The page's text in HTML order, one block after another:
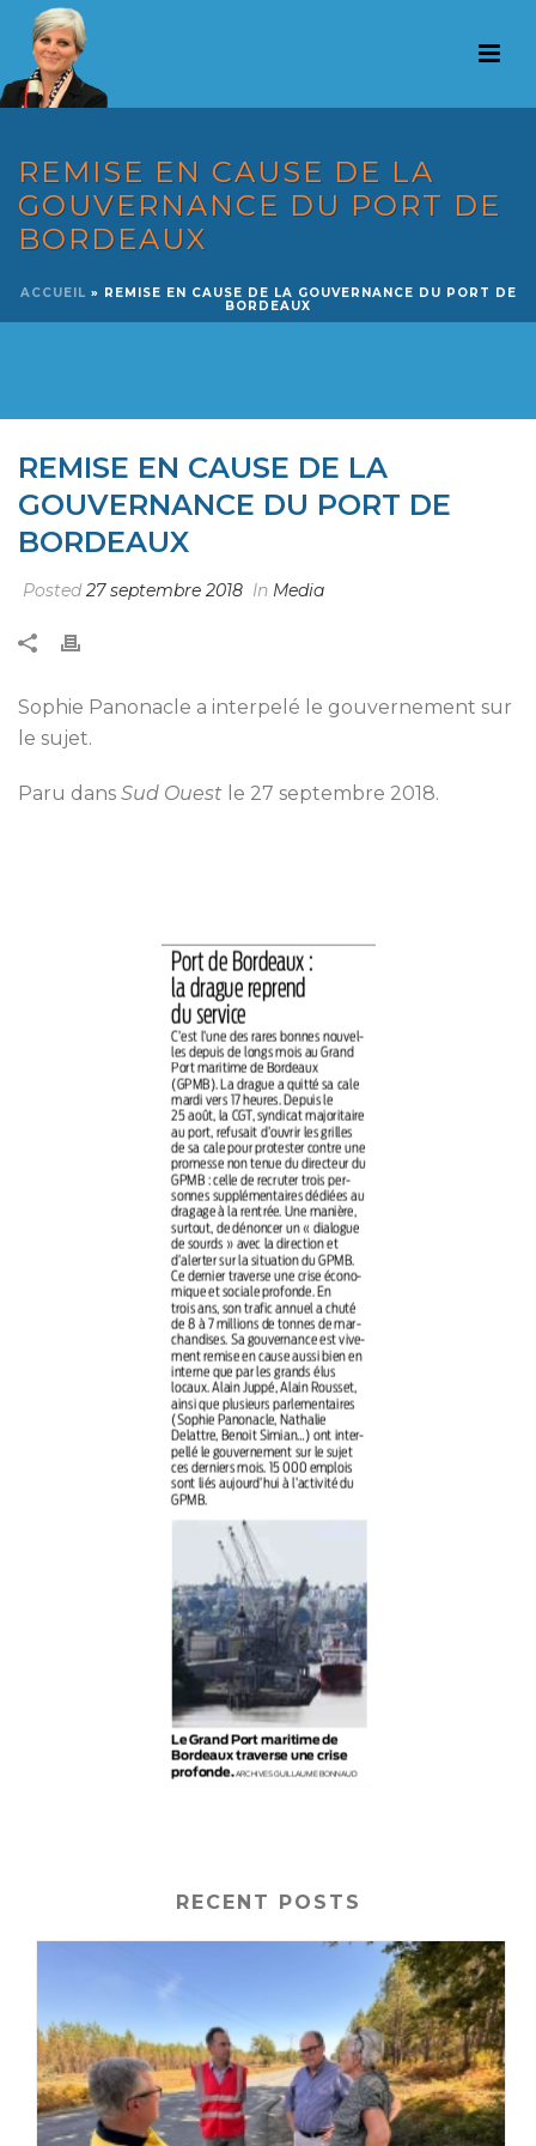
REMISE EN CAUSE DE LA
GOUVERNANCE DU PORT DE
BORDEAUX
ACCUEIL » REMISE EN CAUSE DE LA GOUVERNANCE DU PORT DE
BORDEAUX
REMISE EN CAUSE DE LA
GOUVERNANCE DU PORT DE
BORDEAUX
Posted27 septembre 2018 In Media
Sophie Panonacle a interpelé le gouvernement sur
le sujet.
Paru dans Sud Ouest le 27 septembre 2018.
RECENT POSTS